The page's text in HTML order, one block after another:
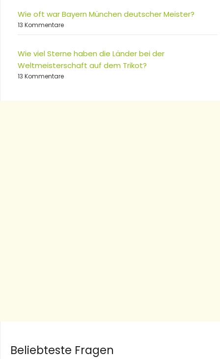
Wie oft war Bayern München deutscher Meister?
13 Kommentare
Wie viel Sterne haben die Länder bei der
Weltmeisterschaft auf dem Trikot?
13 Kommentare
Beliebteste Fragen